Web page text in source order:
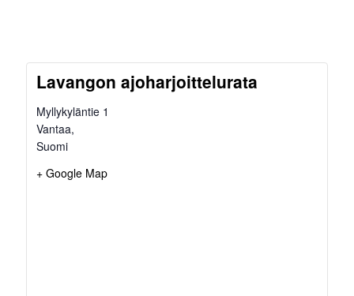
Lavangon ajoharjoittelurata
Myllykyläntie 1
Vantaa,
Suomi
+ Google Map